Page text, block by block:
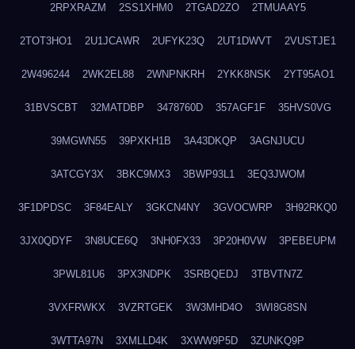
2RPXRAZM 2SS1XHM0 2TGAD2ZO 2TMUAAY5
2TOT3HO1 2U1JCAWR 2UFYK23Q 2UT1DWVT 2VUSTJE1
2W496244 2WK2EL88 2WNPNKRH 2YKK8NSK 2YT95AO1
31BVSCBT 32MATDBP 3478760D 357AGF1F 35HVS0VG
39MGWN55 39PXKH1B 3A43DKQP 3AGNJUCU
3ATCGY3X 3BKC9MX3 3BWP93L1 3EQ3JWOM
3F1DPDSC 3F84EALY 3GKCN4NY 3GVOCWRP 3H92RKQ0
3JX0QDYF 3N8UCE6Q 3NH0FX33 3P20H0VW 3PEBEUPM
3PWL81U6 3PX3NDPK 3SRBQEDJ 3TBVTN7Z
3VXFRWKX 3VZRTGEK 3W3MHD4O 3WI8G8SN
3WTTA97N 3XMLLD4K 3XWW9P5D 3ZUNKQ9P